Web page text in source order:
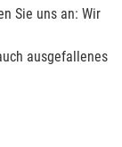
Sie uns an: Wir
ausgefallenes